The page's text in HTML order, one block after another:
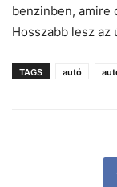
benzinben, amire
Hosszabb lesz az
TAGS autó